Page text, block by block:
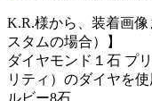
K.R.様から、装着画
スタムの場合）】
ダイヤモンド１石 プ
リティ）のダイヤを使
ルビー8石